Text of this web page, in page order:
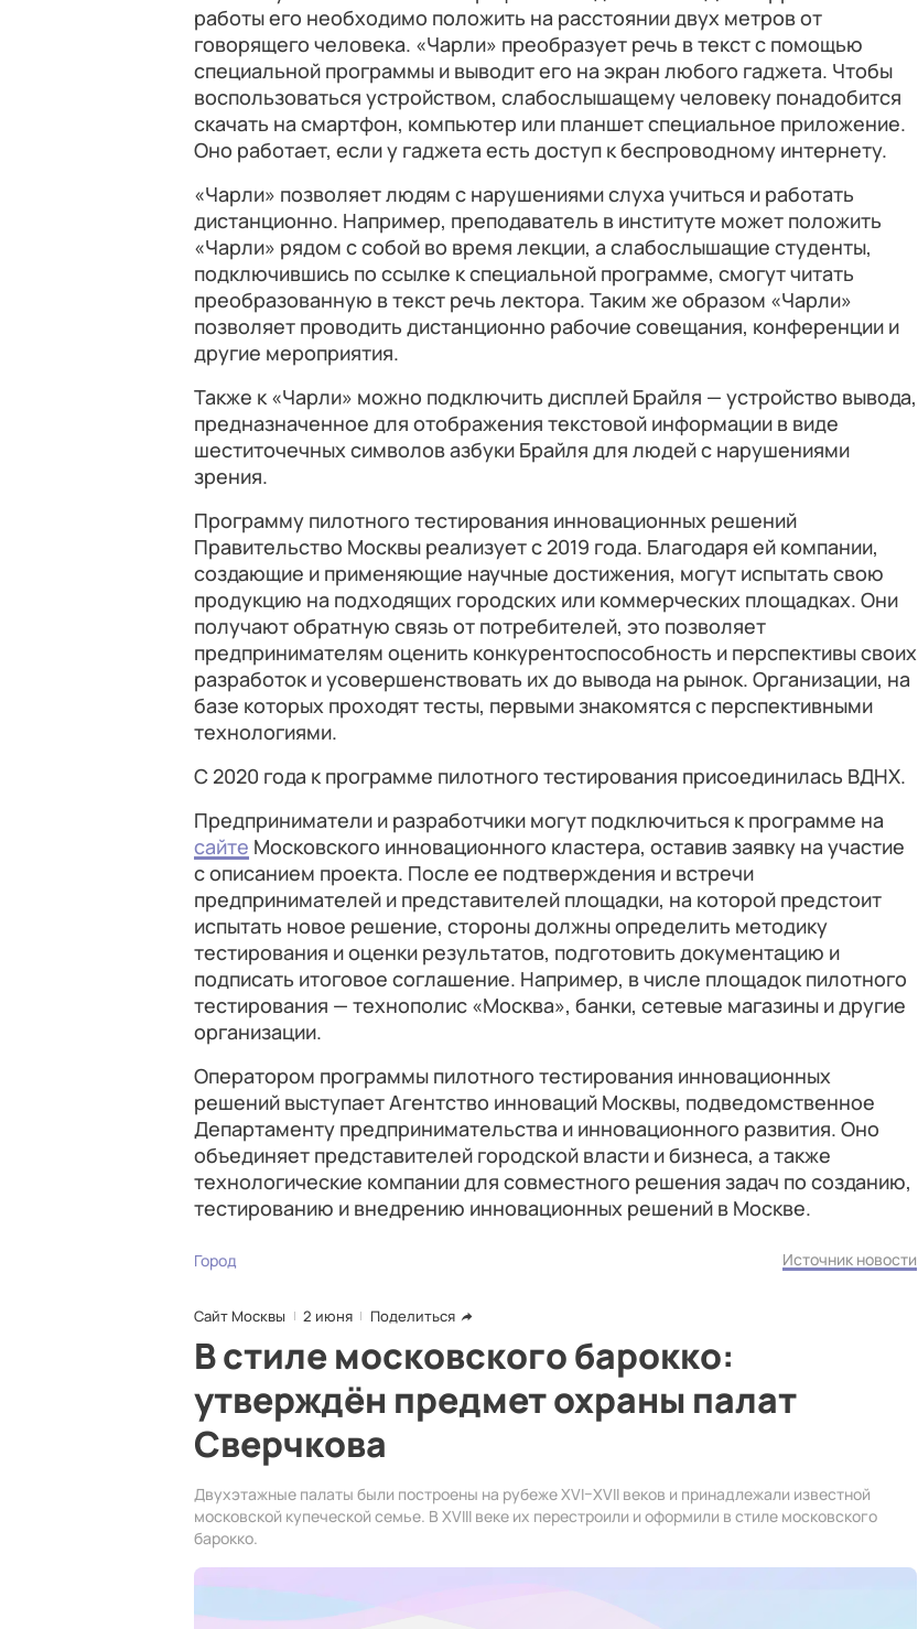
работы его необходимо положить на расстоянии двух метров от
говорящего человека. «Чарли» преобразует речь в текст с помощью
специальной программы и выводит его на экран любого гаджета. Чтобы
воспользоваться устройством, слабослышащему человеку понадобится
скачать на смартфон, компьютер или планшет специальное приложение.
Оно работает, если у гаджета есть доступ к беспроводному интернету.
«Чарли» позволяет людям с нарушениями слуха учиться и работать
дистанционно. Например, преподаватель в институте может положить
«Чарли» рядом с собой во время лекции, а слабослышащие студенты,
подключившись по ссылке к специальной программе, смогут читать
преобразованную в текст речь лектора. Таким же образом «Чарли»
позволяет проводить дистанционно рабочие совещания, конференции и
другие мероприятия.
Также к «Чарли» можно подключить дисплей Брайля — устройство вывода,
предназначенное для отображения текстовой информации в виде
шеститочечных символов азбуки Брайля для людей с нарушениями
зрения.
Программу пилотного тестирования инновационных решений
Правительство Москвы реализует с 2019 года. Благодаря ей компании,
создающие и применяющие научные достижения, могут испытать свою
продукцию на подходящих городских или коммерческих площадках. Они
получают обратную связь от потребителей, это позволяет
предпринимателям оценить конкурентоспособность и перспективы своих
разработок и усовершенствовать их до вывода на рынок. Организации, на
базе которых проходят тесты, первыми знакомятся с перспективными
технологиями.
С 2020 года к программе пилотного тестирования присоединилась ВДНХ.
Предприниматели и разработчики могут подключиться к программе на
сайте Московского инновационного кластера, оставив заявку на участие
с описанием проекта. После ее подтверждения и встречи
предпринимателей и представителей площадки, на которой предстоит
испытать новое решение, стороны должны определить методику
тестирования и оценки результатов, подготовить документацию и
подписать итоговое соглашение. Например, в числе площадок пилотного
тестирования — технополис «Москва», банки, сетевые магазины и другие
организации.
Оператором программы пилотного тестирования инновационных
решений выступает Агентство инноваций Москвы, подведомственное
Департаменту предпринимательства и инновационного развития. Оно
объединяет представителей городской власти и бизнеса, а также
технологические компании для совместного решения задач по созданию,
тестированию и внедрению инновационных решений в Москве.
Город Источник новости
Сайт Москвы 2 июня Поделиться
В стиле московского барокко:
утверждён предмет охраны палат
Сверчкова
Двухэтажные палаты были построены на рубеже XVI–XVII веков и принадлежали известной
московской купеческой семье. В XVIII веке их перестроили и оформили в стиле московского
барокко.